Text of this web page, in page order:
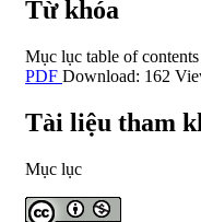
Từ khóa
Mục lục table of contents
PDF Download: 162
Tài liệu tham
Mục lục